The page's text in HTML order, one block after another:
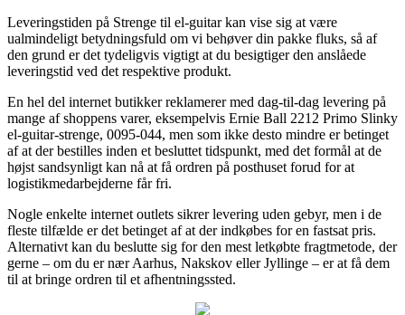
Leveringstiden på Strenge til el-guitar kan vise sig at være
ualmindeligt betydningsfuld om vi behøver din pakke fluks, så af
den grund er det tydeligvis vigtigt at du besigtiger den anslåede
leveringstid ved det respektive produkt.
En hel del internet butikker reklamerer med dag-til-dag levering på
mange af shoppens varer, eksempelvis Ernie Ball 2212 Primo Slinky
el-guitar-strenge, 0095-044, men som ikke desto mindre er betinget
af at der bestilles inden et besluttet tidspunkt, med det formål at de
højst sandsynligt kan nå at få ordren på posthuset forud for at
logistikmedarbejderne får fri.
Nogle enkelte internet outlets sikrer levering uden gebyr, men i de
fleste tilfælde er det betinget af at der indkøbes for en fastsat pris.
Alternativt kan du beslutte sig for den mest letkøbte fragtmetode, der
gerne – om du er nær Aarhus, Nakskov eller Jyllinge – er at få dem
til at bringe ordren til et afhentningssted.